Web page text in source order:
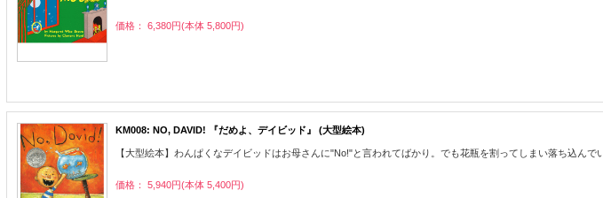
価格： 6,380円(本体 5,800円)
KM008: NO, DAVID! 『だめよ、デイビッド』 (大型絵本)
【大型絵本】わんぱくなデイビッドはお母さんに"No!"と言われてばかり。でも花瓶を割ってしまい落ち込ん
価格： 5,940円(本体 5,400円)